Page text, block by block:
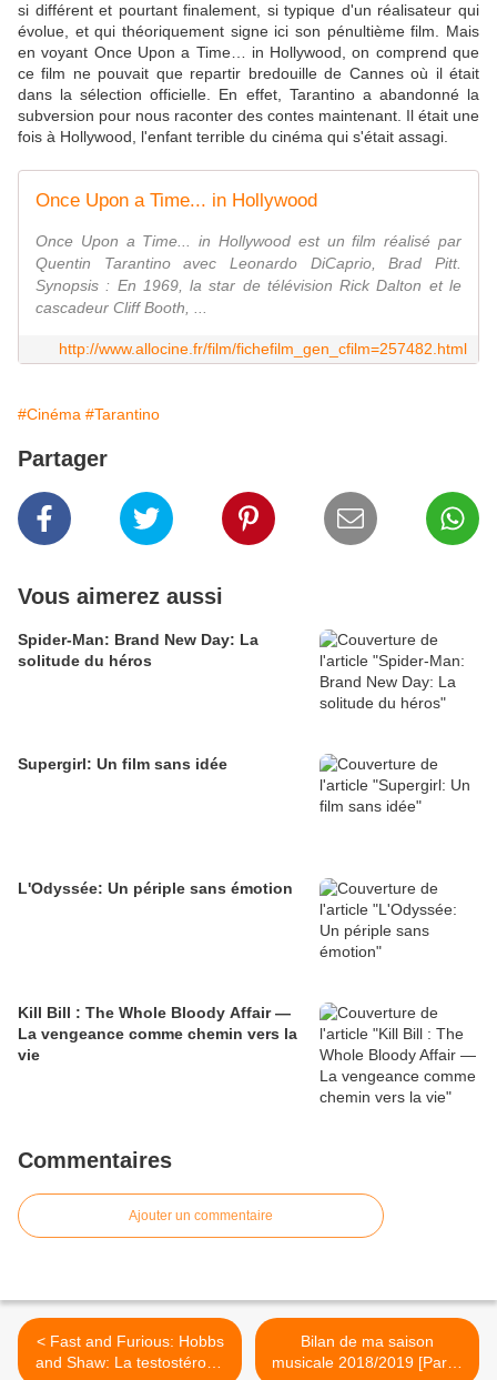
si différent et pourtant finalement, si typique d'un réalisateur qui
évolue, et qui théoriquement signe ici son pénultième film. Mais
en voyant Once Upon a Time… in Hollywood, on comprend que
ce film ne pouvait que repartir bredouille de Cannes où il était
dans la sélection officielle. En effet, Tarantino a abandonné la
subversion pour nous raconter des contes maintenant. Il était une
fois à Hollywood, l'enfant terrible du cinéma qui s'était assagi.
Once Upon a Time... in Hollywood
Once Upon a Time... in Hollywood est un film réalisé par
Quentin Tarantino avec Leonardo DiCaprio, Brad Pitt.
Synopsis : En 1969, la star de télévision Rick Dalton et le
cascadeur Cliff Booth, ...
http://www.allocine.fr/film/fichefilm_gen_cfilm=257482.html
#Cinéma #Tarantino
Partager
Vous aimerez aussi
Spider-Man: Brand New Day: La
solitude du héros
Supergirl: Un film sans idée
L'Odyssée: Un périple sans émotion
Kill Bill : The Whole Bloody Affair —
La vengeance comme chemin vers la
vie
Commentaires
Ajouter un commentaire
< Fast and Furious: Hobbs
and Shaw: La testostérone
Bilan de ma saison
musicale 2018/2019 [Partie